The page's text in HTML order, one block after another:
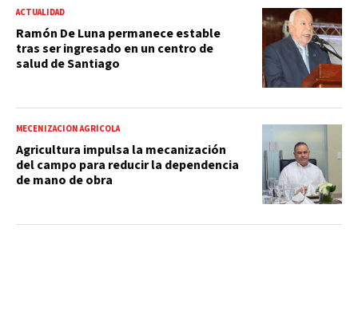
ACTUALIDAD
Ramón De Luna permanece estable
tras ser ingresado en un centro de
salud de Santiago
MECENIZACIÓN AGRÍCOLA
Agricultura impulsa la mecanización
del campo para reducir la dependencia
de mano de obra